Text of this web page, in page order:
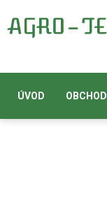
ÚVOD OBCHOD